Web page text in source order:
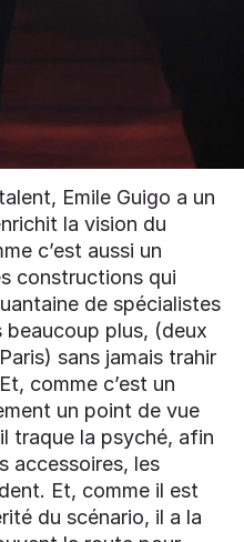
Emile Guigo a un
la vision du
c’est aussi un
constructions qui
de spécialistes
plus, (deux
sans jamais trahir
comme c’est un
un point de vue
traque la psyché, afin
accessoires, les
Et, comme il est
du scénario, il a la